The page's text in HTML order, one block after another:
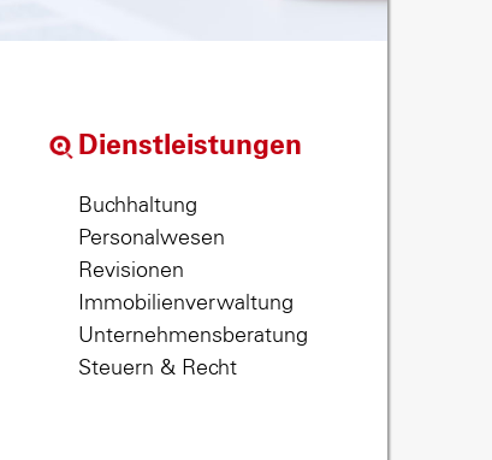
Dienstleistungen
Buchhaltung
Personalwesen
Revisionen
Immobilienverwaltung
Unternehmensberatung
Steuern & Recht